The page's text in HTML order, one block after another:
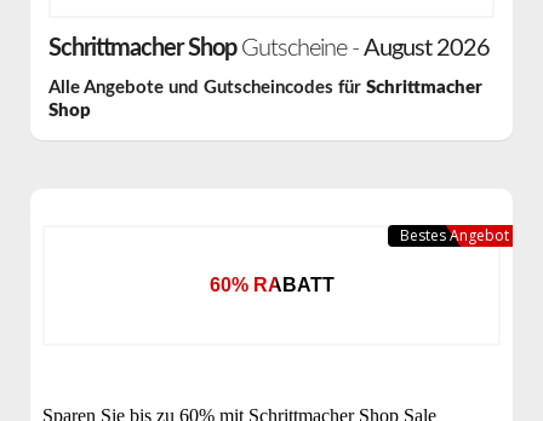
Schrittmacher ShopGutscheine - August 2026
Alle Angebote und Gutscheincodes für Schrittmacher
Shop
60% RABATT
Sparen Sie bis zu 60% mit Schrittmacher Shop Sale
Bestes Angebot